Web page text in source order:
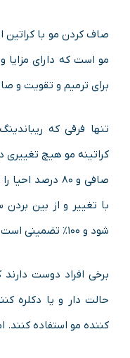
صاف کردن مو با
مو است که دارای
برای ترمیم و تقویت و
تنها فرقی که
صافی و ۸۰
با تغییر و از بین
شود و ۱۰۰% تضمینی است.
برخی افراد دوست
حالت دار و یا دکلره
کننده مو استفاده کنند. اما